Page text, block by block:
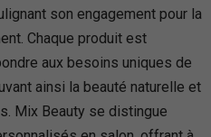
son engagement pour la
Chaque produit est
aux besoins uniques de
ainsi la beauté naturelle et
Mix Beauty se distingue